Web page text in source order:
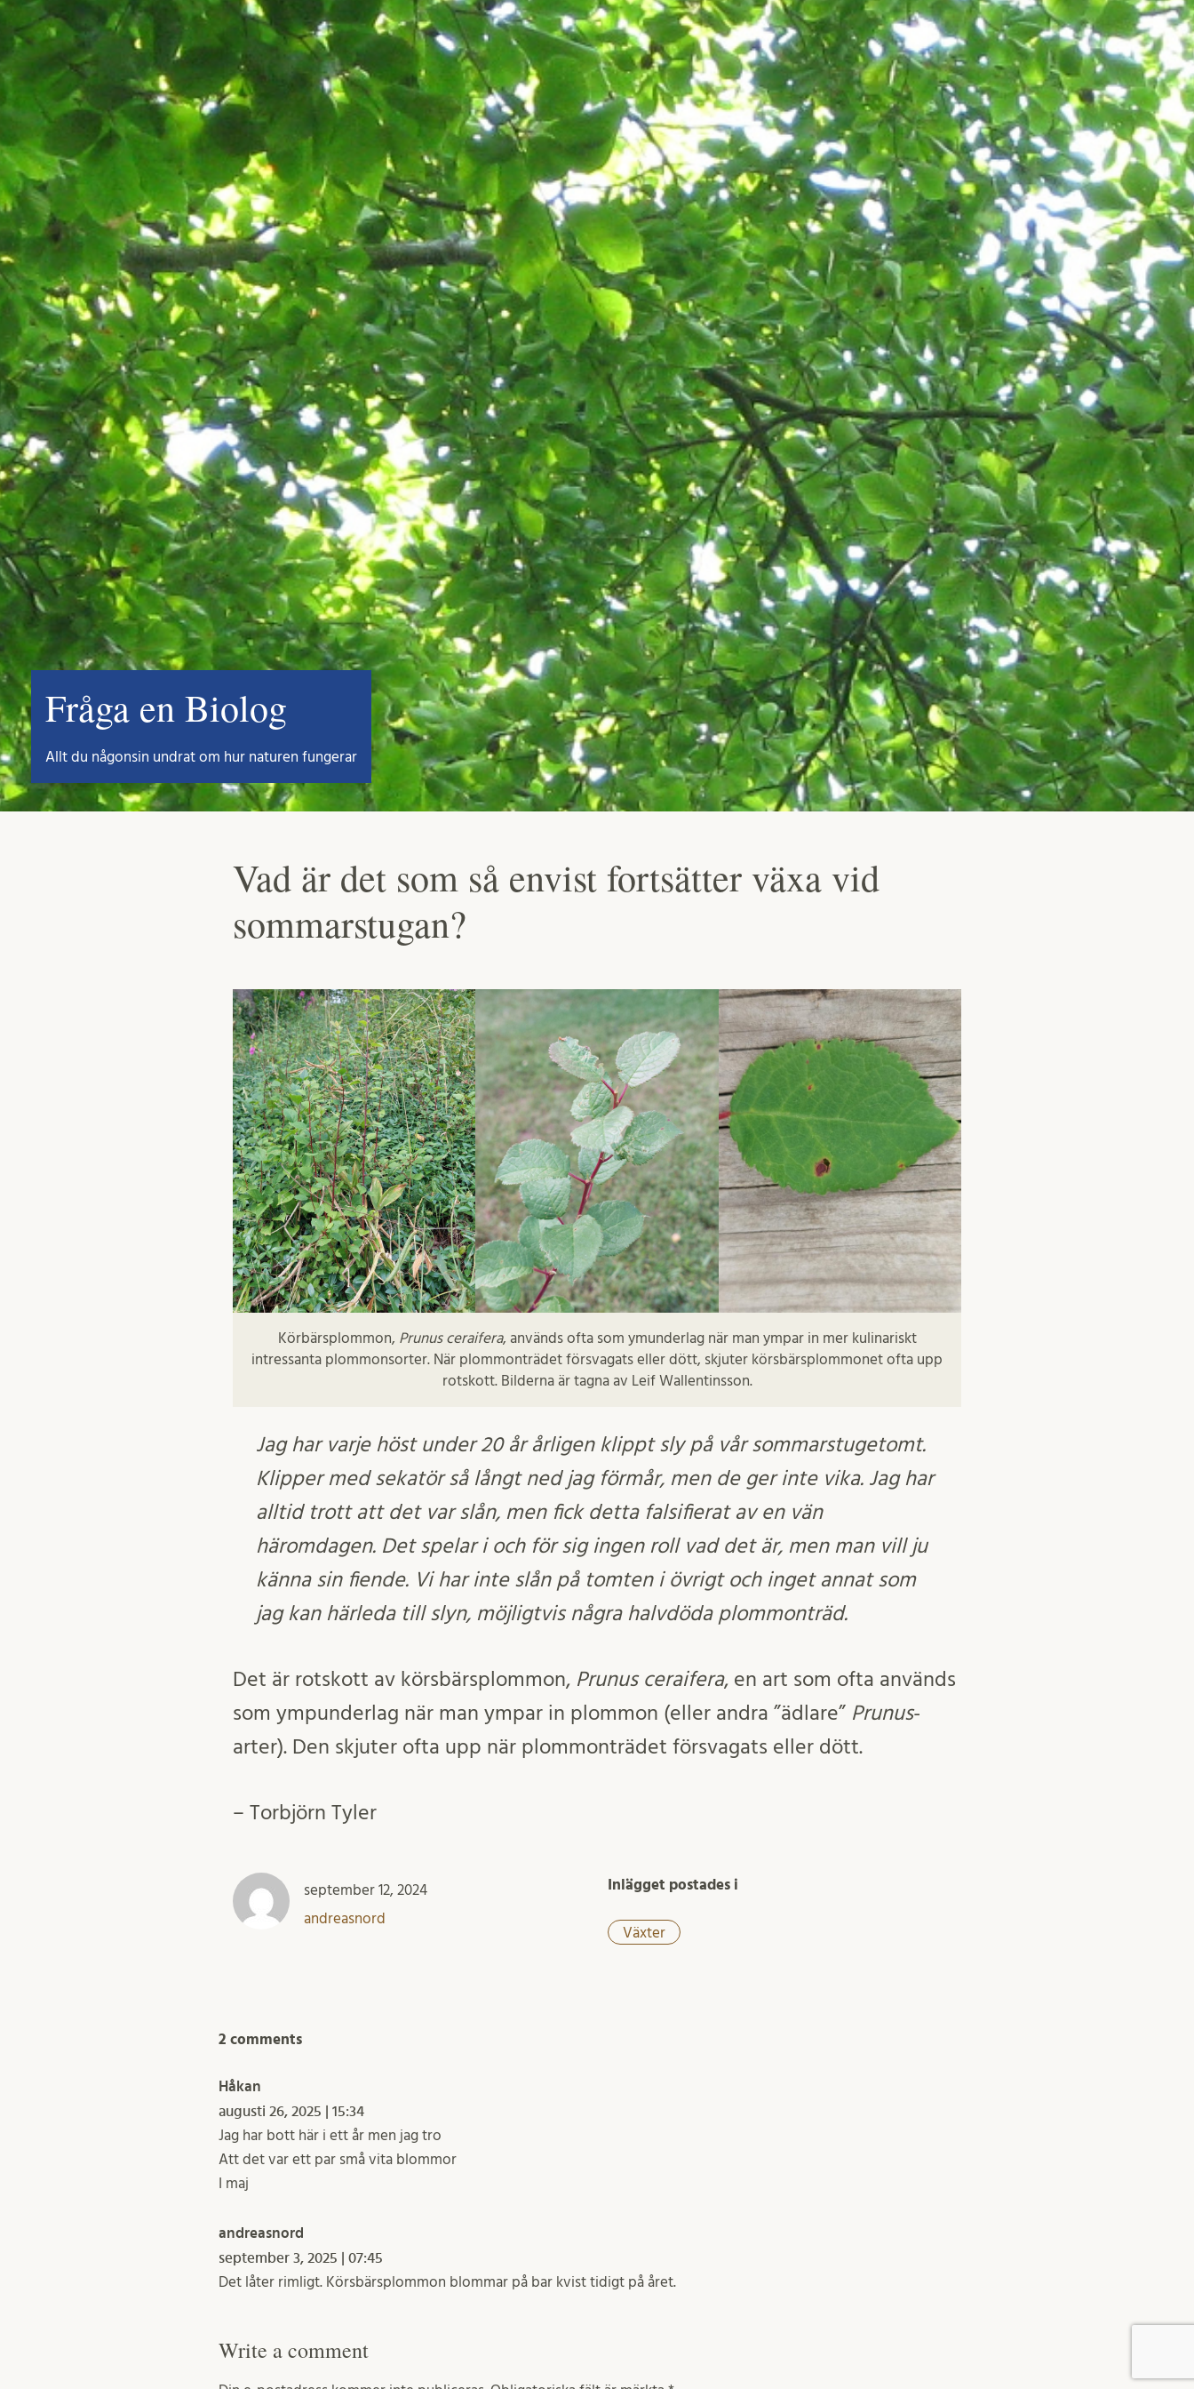
Fråga en Biolog
Allt du någonsin undrat om hur naturen fungerar
Vad är det som så envist fortsätter växa vid
sommarstugan?
Körbärsplommon, Prunus ceraifera, används ofta som ymunderlag när man ympar in mer kulinariskt
intressanta plommonsorter. När plommonträdet försvagats eller dött, skjuter körsbärsplommonet ofta upp
rotskott. Bilderna är tagna av Leif Wallentinsson.
Jag har varje höst under 20 år årligen klippt sly på vår sommarstugetomt.
Klipper med sekatör så långt ned jag förmår, men de ger inte vika. Jag har
alltid trott att det var slån, men fick detta falsifierat av en vän
häromdagen. Det spelar i och för sig ingen roll vad det är, men man vill ju
känna sin fiende. Vi har inte slån på tomten i övrigt och inget annat som
jag kan härleda till slyn, möjligtvis några halvdöda plommonträd.
Det är rotskott av körsbärsplommon, Prunus ceraifera, en art som ofta används
som ympunderlag när man ympar in plommon (eller andra ”ädlare” Prunus-
arter). Den skjuter ofta upp när plommonträdet försvagats eller dött.
– Torbjörn Tyler
september 12, 2024
andreasnord
Inlägget postades i
Växter
2 comments
Håkan
augusti 26, 2025 | 15:34
Jag har bott här i ett år men jag tro
Att det var ett par små vita blommor
I maj
andreasnord
september 3, 2025 | 07:45
Det låter rimligt. Körsbärsplommon blommar på bar kvist tidigt på året.
Write a comment